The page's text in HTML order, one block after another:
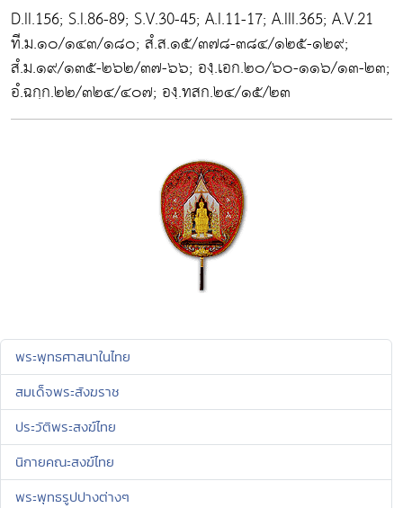
D.II.156; S.I.86-89; S.V.30-45; A.I.11-17; A.III.365; A.V.21
ที.ม.๑๐/๑๔๓/๑๘๐; สํ.ส.๑๕/๓๗๘-๓๘๔/๑๒๕-๑๒๙;
สํ.ม.๑๙/๑๓๕-๒๖๒/๓๗-๖๖; องฺ.เอก.๒๐/๖๐-๑๑๖/๑๓-๒๓;
อํ.ฉกฺก.๒๒/๓๒๔/๔๐๗; องฺ.ทสก.๒๔/๑๕/๒๓
พระพุทธศาสนาในไทย
สมเด็จพระสังฆราช
ประวัติพระสงฆ์ไทย
นิกายคณะสงฆ์ไทย
พระพุทธรูปปางต่างๆ